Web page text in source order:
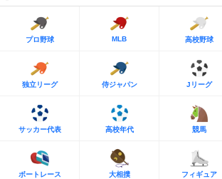
プロ野球 MLB 高校野球
独立リーグ 侍ジャパン Jリーグ
サッカー代表 高校年代 競馬
ボートレース 大相撲 フィギュア